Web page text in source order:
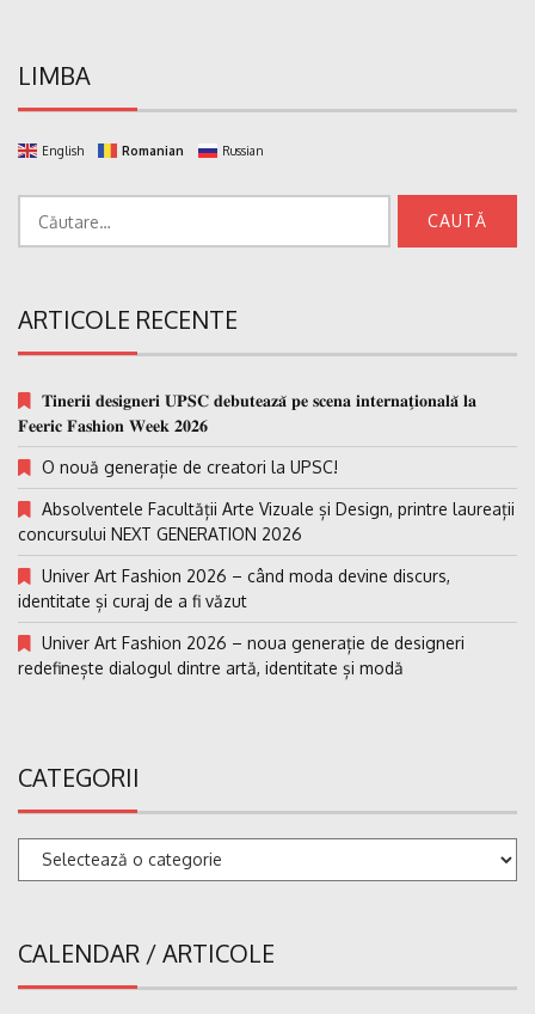
LIMBA
English Romanian Russian
după:
ARTICOLE RECENTE
𝐓𝐢𝐧𝐞𝐫𝐢𝐢 𝐝𝐞𝐬𝐢𝐠𝐧𝐞𝐫𝐢 𝐔𝐏𝐒𝐂 𝐝𝐞𝐛𝐮𝐭𝐞𝐚𝐳𝐚̆ 𝐩𝐞 𝐬𝐜𝐞𝐧𝐚 𝐢𝐧𝐭𝐞𝐫𝐧𝐚𝐭̗𝐢𝐨𝐧𝐚𝐥𝐚̆ 𝐥𝐚
𝐅𝐞𝐞𝐫𝐢𝐜 𝐅𝐚𝐬𝐡𝐢𝐨𝐧 𝐖𝐞𝐞𝐤 𝟐𝟎𝟐𝟔
O nouă generație de creatori la UPSC!
Absolventele Facultății Arte Vizuale și Design, printre laureații
concursului NEXT GENERATION 2026
Univer Art Fashion 2026 – când moda devine discurs,
identitate și curaj de a fi văzut
Univer Art Fashion 2026 – noua generație de designeri
redefinește dialogul dintre artă, identitate și modă
CATEGORII
Categorii
CALENDAR / ARTICOLE